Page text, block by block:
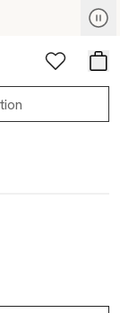
Favoriter